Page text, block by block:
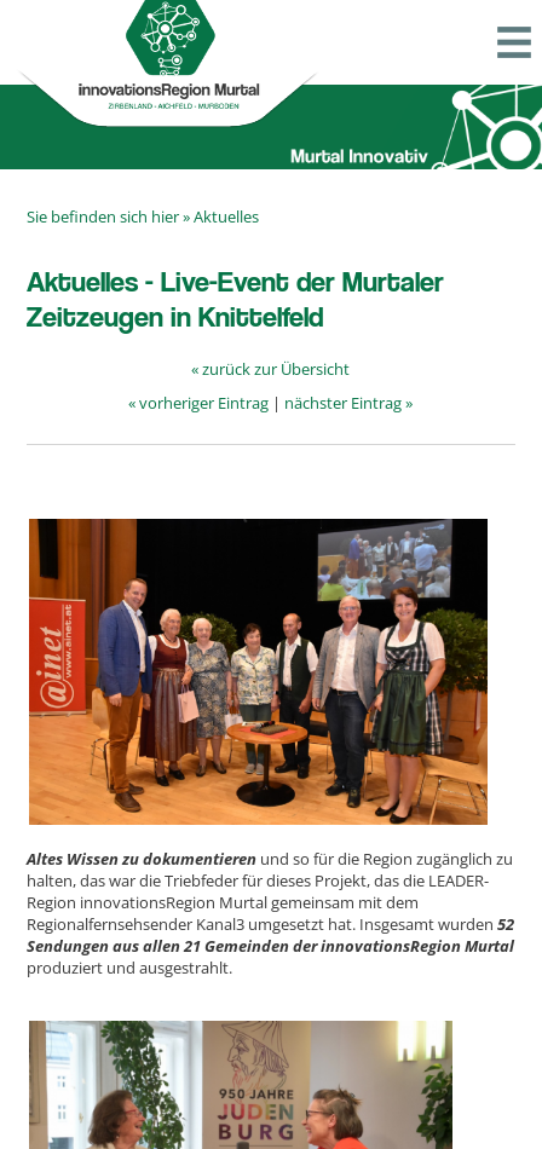
Sie befinden sich hier »Aktuelles
Aktuelles - Live-Event der Murtaler
Zeitzeugen in Knittelfeld
« zurück zur Übersicht
« vorheriger Eintrag | nächster Eintrag »
Altes Wissen zu dokumentieren und so für die Region zugänglich zu
halten, das war die Triebfeder für dieses Projekt, das die LEADER-
Region innovationsRegion Murtal gemeinsam mit dem
Regionalfernsehsender Kanal3 umgesetzt hat. Insgesamt wurden52
Sendungen aus allen 21 Gemeinden der innovationsRegion Murtal
produziert und ausgestrahlt.